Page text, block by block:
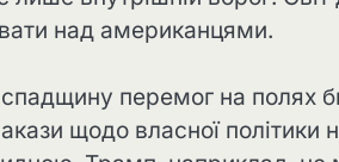
над американцями.
перемог на полях
щодо власної політики